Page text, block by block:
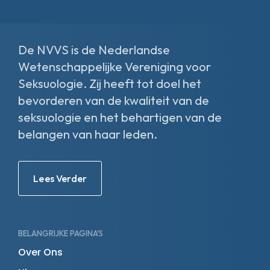
De NVVS is de Nederlandse
Wetenschappelijke Vereniging voor
Seksuologie. Zij heeft tot doel het
bevorderen van de kwaliteit van de
seksuologie en het behartigen van de
belangen van haar leden.
Lees Verder
BELANGRIJKE PAGINA'S
Over Ons